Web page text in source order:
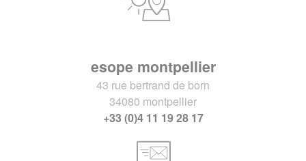
esope montpellier
43 rue bertrand de born
34080 montpellier
+33 (0)4 11 19 28 17